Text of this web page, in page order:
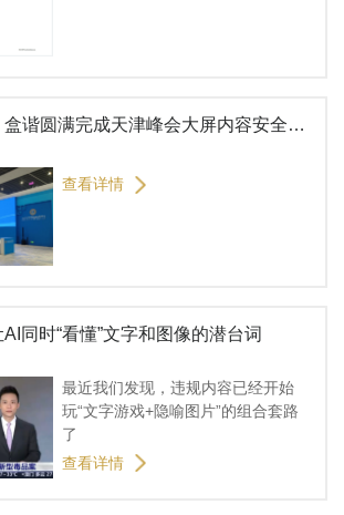
护航上合峰会！盒谐圆满完成天津峰会大屏内容安全防护任务
查看详情
同时“看懂”文字和图像的潜台词
最近我们发现，违规内容已经开始
玩“文字游戏+隐喻图片”的组合套路
了
查看详情